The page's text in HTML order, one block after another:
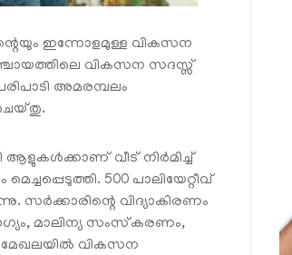
ഇന്നോളമുള്ള വികസന
വികസന സദസ്സ്
അമരമ്പലം
വീട് നിര്‍മിച്ച്
500 പാലിയേറ്റീവ്
സര്‍ക്കാരിന്റെ വിദ്യാകിരണം
മാലിന്യ സംസ്‌കരണം,
മേഖലയില്‍ വികസന